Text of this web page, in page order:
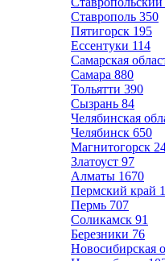
Ставрополь 350
Пятигорск 195
Ессентуки 114
Самарская
Самара 880
Тольятти 390
Сызрань 84
Челябинская
Челябинск 650
Магнитогорск
Златоуст 97
Алматы 1670
Пермский край
Пермь 707
Соликамск 91
Березники 76
Новосибирская